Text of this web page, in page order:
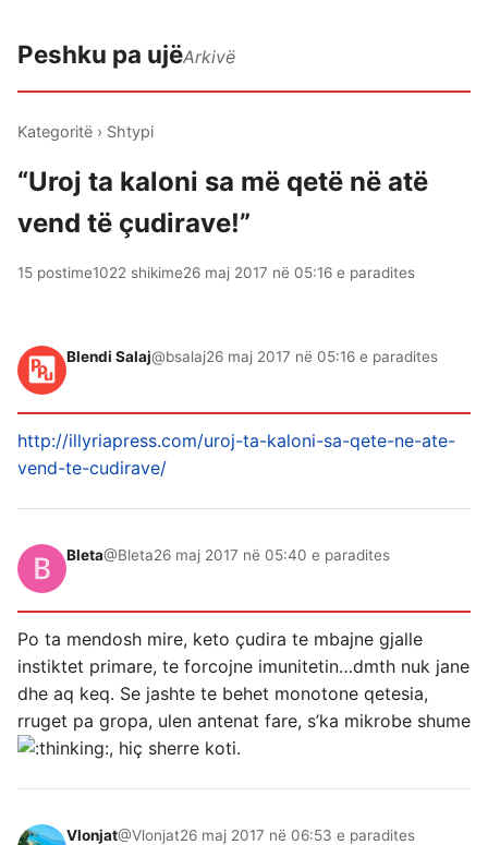
Peshku pa ujëArkivë
Kategoritë › Shtypi
“Uroj ta kaloni sa më qetë në atë
vend të çudirave!”
15 postime1022 shikime26 maj 2017 në 05:16 e paradites
Blendi Salaj@bsalaj26 maj 2017 në 05:16 e paradites
http://illyriapress.com/uroj-ta-kaloni-sa-qete-ne-ate-
vend-te-cudirave/
Bleta@Bleta26 maj 2017 në 05:40 e paradites
Po ta mendosh mire, keto çudira te mbajne gjalle
instiktet primare, te forcojne imunitetin…dmth nuk jane
dhe aq keq. Se jashte te behet monotone qetesia,
rruget pa gropa, ulen antenat fare, s’ka mikrobe shume
, hiç sherre koti.
Vlonjat@Vlonjat26 maj 2017 në 06:53 e paradites